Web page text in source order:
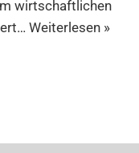
wirtschaftlichen
Weiterlesen »